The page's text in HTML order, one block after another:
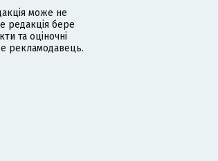
може не
редакція бере
та оціночні
рекламодавець.